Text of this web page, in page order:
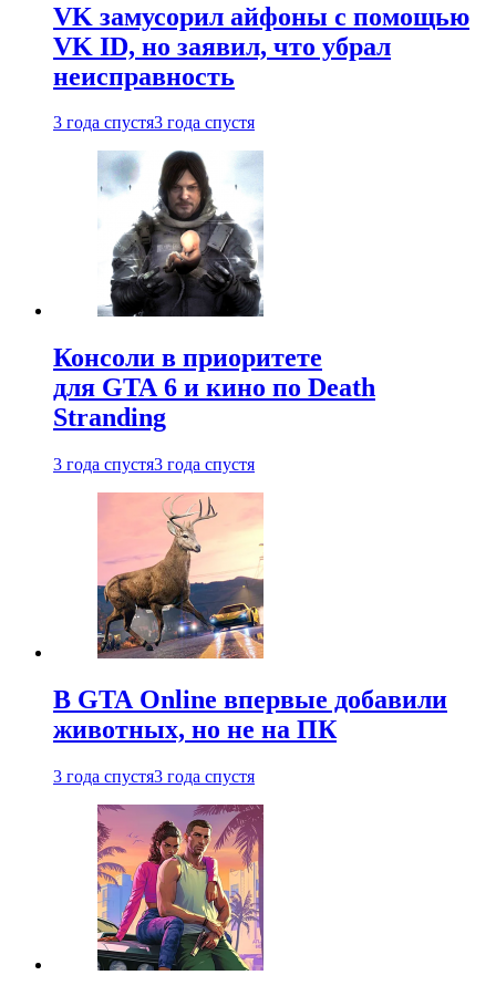
VK замусорил айфоны с помощью
VK ID, но заявил, что убрал
неисправность
3 года спустя3 года спустя
Консоли в приоритете
для GTA 6 и кино по Death
Stranding
3 года спустя3 года спустя
В GTA Online впервые добавили
животных, но не на ПК
3 года спустя3 года спустя